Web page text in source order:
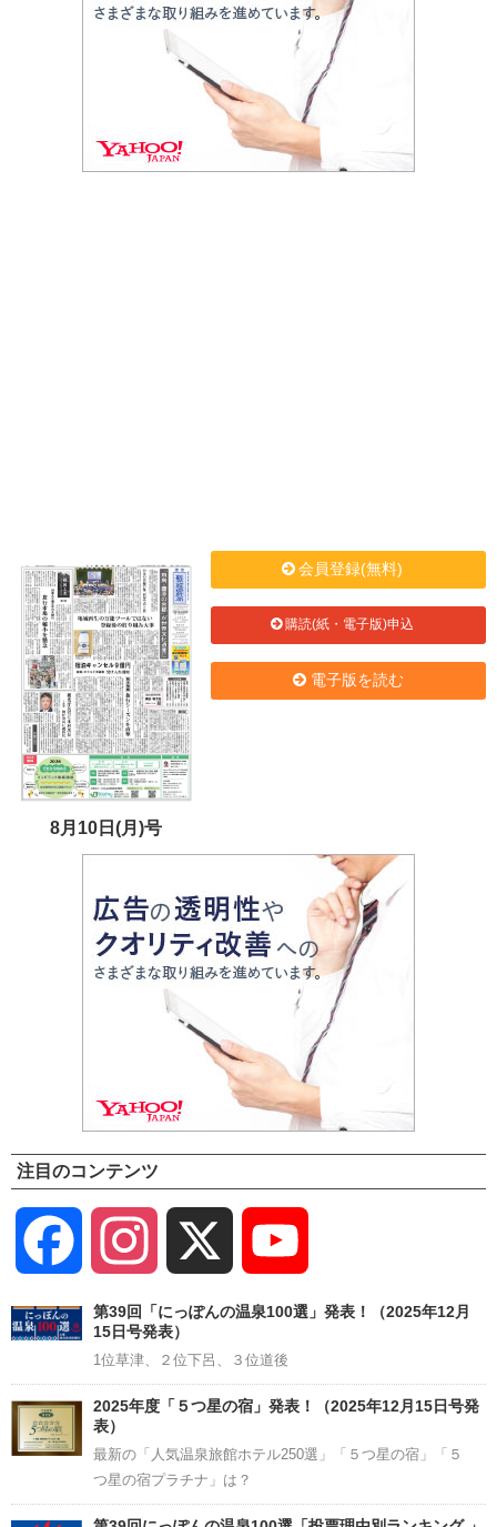
8月10日(月)号
会員登録(無料)
購読(紙・電子版)申込
電子版を読む
注目のコンテンツ
Facebook Instagram
Channel
第39回「にっぽんの温泉100選」発表！（2025年12月
15日号発表）
1位草津、２位下呂、３位道後
2025年度「５つ星の宿」発表！（2025年12月15日号発
表）
最新の「人気温泉旅館ホテル250選」「５つ星の宿」「５
つ星の宿プラチナ」は？